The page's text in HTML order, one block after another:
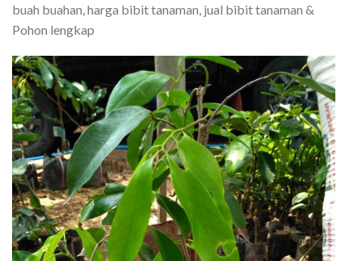
buah buahan, harga bibit tanaman, jual bibit tanaman &
Pohon lengkap